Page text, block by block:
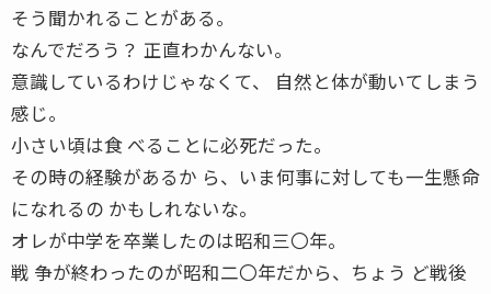
そう聞かれることがある。
なんでだろう？ 正直わかんない。
意識しているわけじゃなくて、 自然と体が動いてしまう
感じ。
小さい頃は食 べることに必死だった。
その時の経験があるか ら、いま何事に対しても一生懸命
になれるの かもしれないな。
オレが中学を卒業したのは昭和三〇年。
戦 争が終わったのが昭和二〇年だから、ちょう ど戦後